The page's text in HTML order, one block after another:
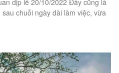
dịp lễ 20/10/2022 Đây cũng là
chuỗi ngày dài làm việc, vừa